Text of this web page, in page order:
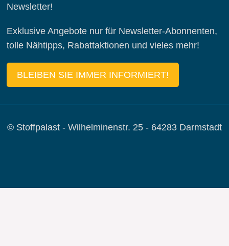
Newsletter!
Exklusive Angebote nur für Newsletter-Abonnenten,
tolle Nähtipps, Rabattaktionen und vieles mehr!
BLEIBEN SIE IMMER INFORMIERT!
© Stoffpalast - Wilhelminenstr. 25 - 64283 Darmstadt